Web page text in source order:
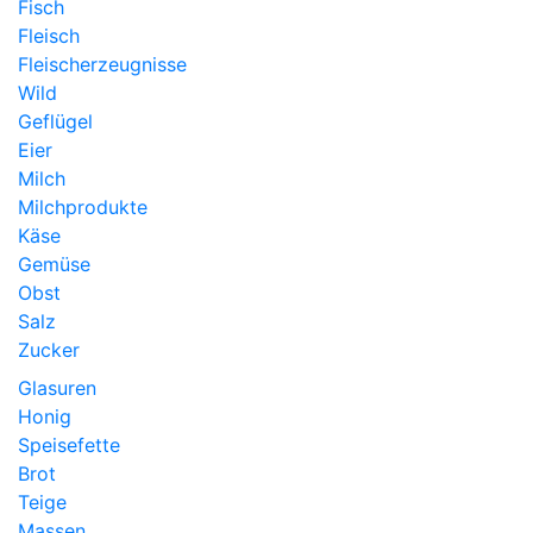
Fisch
Fleisch
Fleischerzeugnisse
Wild
Geflügel
Eier
Milch
Milchprodukte
Käse
Gemüse
Obst
Salz
Zucker
Glasuren
Honig
Speisefette
Brot
Teige